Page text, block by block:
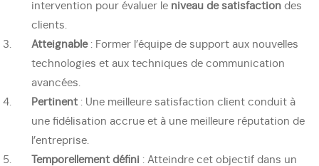
intervention pour évaluer le niveau de satisfaction des
clients.
Atteignable: Former l’équipe de support aux nouvelles
technologies et aux techniques de communication
avancées.
Pertinent : Une meilleure satisfaction client conduit à
une fidélisation accrue et à une meilleure réputation de
l’entreprise.
Temporellement défini : Atteindre cet objectif dans un